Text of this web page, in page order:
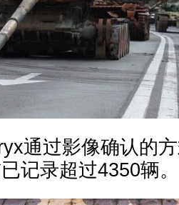
通过影像确认的
记录超过4350辆。